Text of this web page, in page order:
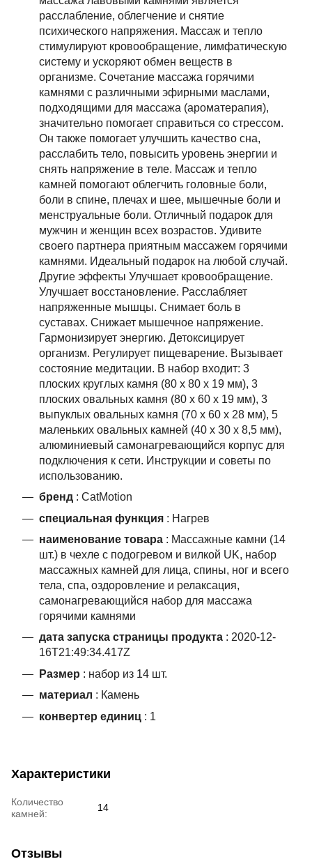
расслабление, облегчение и снятие
психического напряжения. Массаж и тепло
стимулируют кровообращение, лимфатическую
систему и ускоряют обмен веществ в
организме. Сочетание массажа горячими
камнями с различными эфирными маслами,
подходящими для массажа (ароматерапия),
значительно помогает справиться со стрессом.
Он также помогает улучшить качество сна,
расслабить тело, повысить уровень энергии и
снять напряжение в теле. Массаж и тепло
камней помогают облегчить головные боли,
боли в спине, плечах и шее, мышечные боли и
менструальные боли. Отличный подарок для
мужчин и женщин всех возрастов. Удивите
своего партнера приятным массажем горячими
камнями. Идеальный подарок на любой случай.
Другие эффекты Улучшает кровообращение.
Улучшает восстановление. Расслабляет
напряженные мышцы. Снимает боль в
суставах. Снижает мышечное напряжение.
Гармонизирует энергию. Детоксицирует
организм. Регулирует пищеварение. Вызывает
состояние медитации. В набор входит: 3
плоских круглых камня (80 x 80 x 19 мм), 3
плоских овальных камня (80 x 60 x 19 мм), 3
выпуклых овальных камня (70 x 60 x 28 мм), 5
маленьких овальных камней (40 x 30 x 8,5 мм),
алюминиевый самонагревающийся корпус для
подключения к сети. Инструкции и советы по
использованию.
бренд : CatMotion
специальная функция : Нагрев
наименование товара : Массажные камни (14
шт.) в чехле с подогревом и вилкой UK, набор
массажных камней для лица, спины, ног и всего
тела, спа, оздоровление и релаксация,
самонагревающийся набор для массажа
горячими камнями
дата запуска страницы продукта : 2020-12-
16T21:49:34.417Z
Размер : набор из 14 шт.
материал : Камень
конвертер единиц : 1
Характеристики
Количество
камней:
14
Отзывы